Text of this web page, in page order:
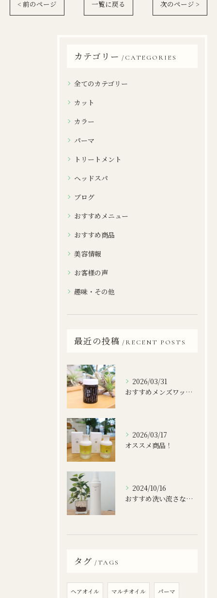
< 前のページ 一覧に戻る 次のページ >
カテゴリー CATEGORIES
全てのカテゴリー
カット
カラー
パーマ
トリートメント
ヘッドスパ
ブログ
おすすめメニュー
おすすめ商品
美容情報
お客様の声
趣味・その他
最近の投稿 RECENT POSTS
2026/03/31
おすすめメンズワックス！
2026/03/17
オススメ商品！
2024/10/16
おすすめ洗い流さないトリートメント
タグ TAGS
ヘアオイル マルチオイル パーマ